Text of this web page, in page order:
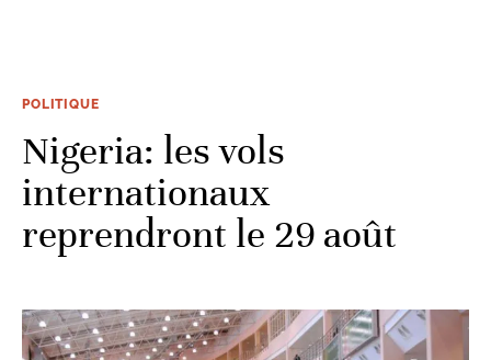
POLITIQUE
Nigeria: les vols
internationaux
reprendront le 29 août